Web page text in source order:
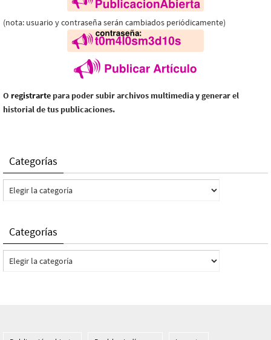
(nota: usuario y contraseña serán cambiados periódicamente)
O registrarte para poder subir archivos multimedia y generar el
historial de tus publicaciones.
Categorías
Categorías
Categorías
Categorías